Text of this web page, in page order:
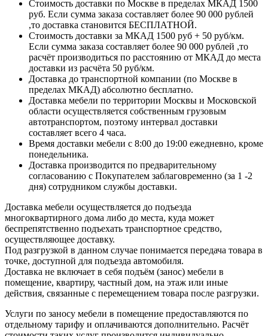
Стоимость доставки по Москве в пределах МКАД 1500
руб. Если сумма заказа составляет более 90 000 рублей
,то доставка становится БЕСПЛАТНОЙ.
Стоимость доставки за МКАД 1500 руб + 50 руб/км.
Если сумма заказа составляет более 90 000 рублей ,то
расчёт производиться по расстоянию от МКАД до места
доставки из расчёта 50 руб/км.
Доставка до транспортной компании (по Москве в
пределах МКАД) абсолютно бесплатно.
Доставка мебели по территории Москвы и Московской
области осуществляется собственным грузовым
автотранспортом, поэтому интервал доставки
составляет всего 4 часа.
Время доставки мебели с 8:00 до 19:00 ежедневно, кроме
понедельника.
Доставка производится по предварительному
согласованию с Покупателем заблаговременно (за 1 -2
дня) сотрудником службы доставки.
Доставка мебели осуществляется до подъезда
многоквартирного дома либо до места, куда может
беспрепятственно подъехать транспортное средство,
осуществляющее доставку.
Под разгрузкой в данном случае понимается передача товара в
точке, доступной для подъезда автомобиля.
Доставка не включает в себя подъём (занос) мебели в
помещение, квартиру, частный дом, на этаж или иные
действия, связанные с перемещением товара после разгрузки.
Услуги по заносу мебели в помещение предоставляются по
отдельному тарифу и оплачиваются дополнительно. Расчёт